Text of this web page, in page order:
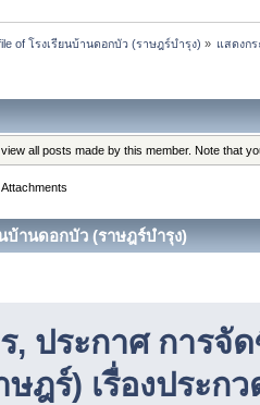
of โรงเรียนบ้านดอกบัว (ราษฎร์บำรุง) » แสดงก
all posts made by this member. Note that
Attachments
บ้านดอกบัว (ราษฎร์บำรุง)
, ประกาศ การจั
ฎร์) เรื่องประก